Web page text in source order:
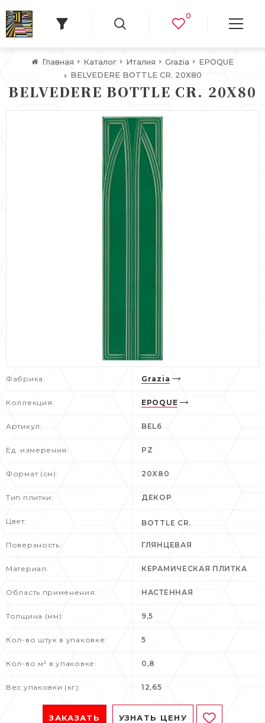
0
Главная Каталог Италия Grazia
EPOQUE
BELVEDERE BOTTLE CR. 20X80
BELVEDERE BOTTLE CR. 20X80
Фабрика: Grazia
Коллекция: EPOQUE
Артикул: BEL6
Ед. измерения: PZ
Формат (см): 20X80
Тип плитки: ДЕКОР
Цвет: BOTTLE CR.
Поверхность: ГЛЯНЦЕВАЯ
Материал: КЕРАМИЧЕСКАЯ ПЛИТКА
Область применения: НАСТЕННАЯ
Толщина (мм): 9,5
Кол-во штук в упаковке: 5
Кол-во м² в упаковке: 0,8
Вес упаковки (кг): 12,65
ЗАКАЗАТЬ УЗНАТЬ ЦЕНУ